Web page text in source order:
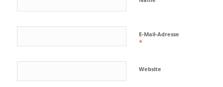
E-Mail-Adresse
*
Website